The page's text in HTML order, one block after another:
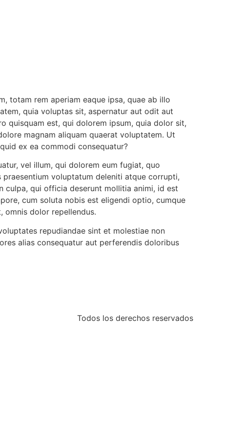
totam rem aperiam eaque ipsa, quae ab illo
quia voluptas sit, aspernatur aut odit aut
quisquam est, qui dolorem ipsum, quia dolor sit,
magnam aliquam quaerat voluptatem. Ut
ex ea commodi consequatur?
vel illum, qui dolorem eum fugiat, quo
voluptatum deleniti atque corrupti,
qui officia deserunt mollitia animi, id est
cum soluta nobis est eligendi optio, cumque
omnis dolor repellendus.
repudiandae sint et molestiae non
alias consequatur aut perferendis doloribus
Todos los derechos reservados